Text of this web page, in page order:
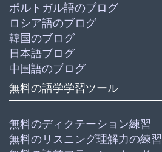
ポルトガル語のブログ
ロシア語のブログ
韓国のブログ
日本語ブログ
中国語のブログ
無料の語学学習ツール
無料のディクテーション練習
無料のリスニング理解力の練習